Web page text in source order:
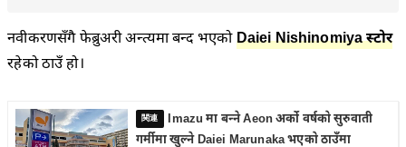
नवीकरणसँगै फेब्रुअरी अन्त्यमा बन्द भएकोDaiei Nishinomiya स्टोर
रहेको ठाउँ हो।
Imazu मा बन्ने Aeon अर्को वर्षको सुरुवाती
गर्मीमा खुल्ने Daiei Marunaka भएको ठाउँमा